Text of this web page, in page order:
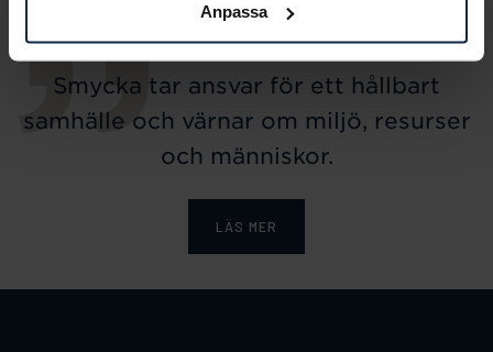
Anpassa
Smycka tar ansvar för ett hållbart
samhälle och värnar om miljö, resurser
och människor.
LÄS MER